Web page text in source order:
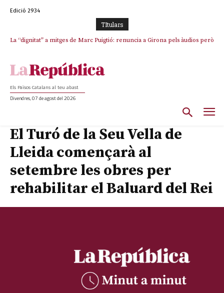
Edició 2934
TItulars
La “dignitat” a mitges de Marc Puigtió: renuncia a Girona pels àudios però
Junts exigeix que Catalunya quedi “fora” del repartiment dels menors
Els Països Catalans al teu abast
Divendres, 07 de agost del 2026
El Turó de la Seu Vella de
Lleida començarà al
setembre les obres per
rehabilitar el Baluard del Rei